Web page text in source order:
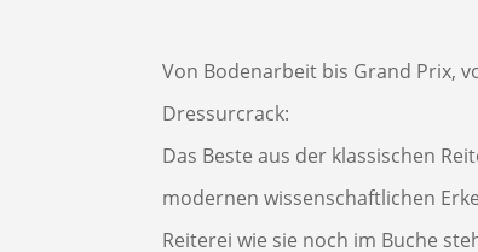
Von Bodenarbeit bis Grand Prix,
Dressurcrack:
Das Beste aus der klassischen
modernen wissenschaftlichen
Reiterei wie sie noch im Buche